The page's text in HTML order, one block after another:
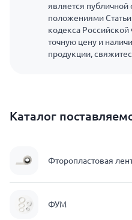
является
положениями
кодекса
точную цену и
продукции,
Каталог
Фторопластовая
ФУМ